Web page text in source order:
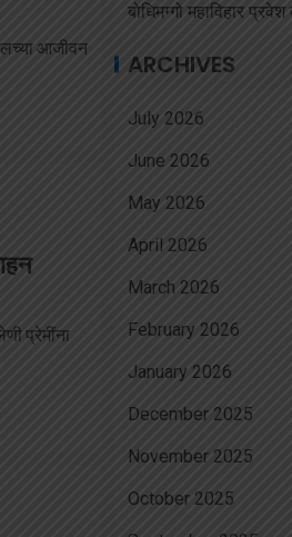
आजीवन
प्रेमींना
बोधिमग्गो महाविहार
ARCHIVES
July 2026
June 2026
May 2026
April 2026
March 2026
February 2026
January 2026
December 2025
November 2025
October 2025